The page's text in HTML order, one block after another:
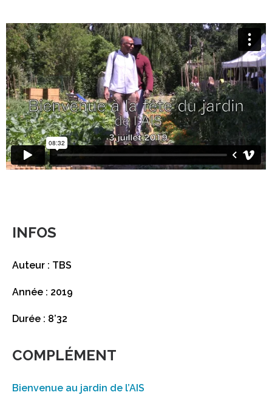
INFOS
Auteur : TBS
Année : 2019
Durée : 8’32
COMPLÉMENT
Bienvenue au jardin de l’AIS